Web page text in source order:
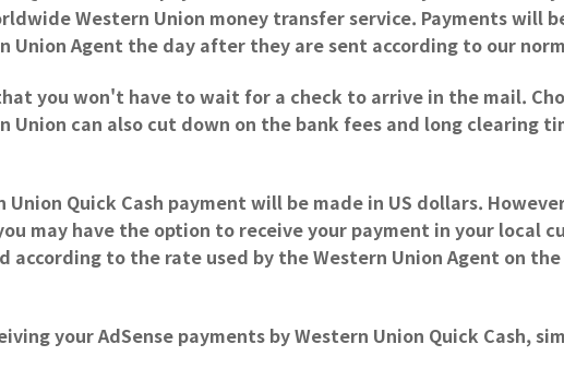
Western Union money transfer service. Payments will
Union Agent the day after they are sent according to our
you won't have to wait for a check to arrive in the mail.
Union can also cut down on the bank fees and long clearing
Union Quick Cash payment will be made in US dollars.
may have the option to receive your payment in your local
according to the rate used by the Western Union Agent on
your AdSense payments by Western Union Quick Cash,